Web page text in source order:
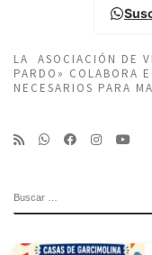
LA ASOCIACIÓN DE
PARDO» COLABORA
NECESARIOS PARA